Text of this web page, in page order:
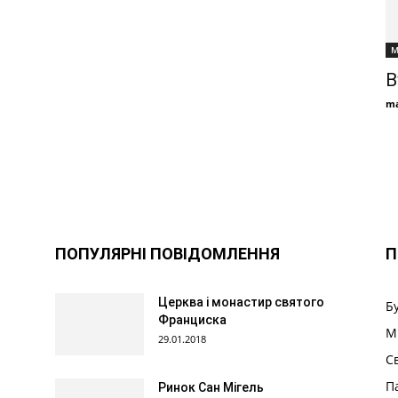
ПОПУЛЯРНІ ПОВІДОМЛЕННЯ
Церква і монастир святого
Франциска
29.01.2018
Ринок Сан Мігель